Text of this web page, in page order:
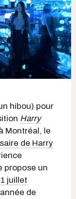
hibou) pour
Harry
Montréal, le
de Harry
propose un
juillet
de